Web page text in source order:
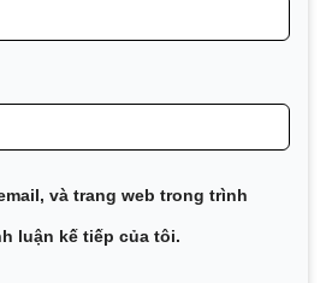
và trang web trong trình
luận kế tiếp của tôi.